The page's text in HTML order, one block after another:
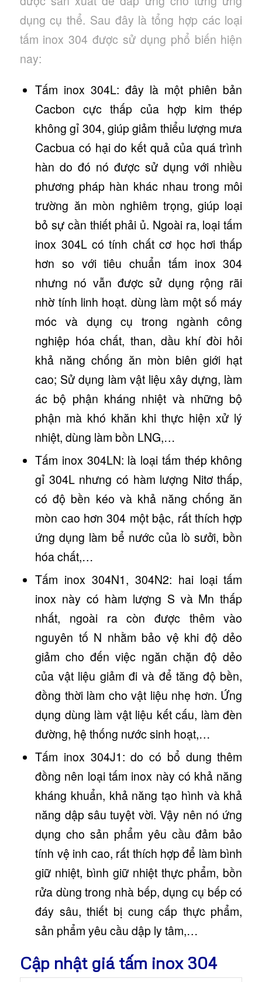
dụng cụ thể. Sau đây là tổng hợp các loại
tấm inox 304 được sử dụng phổ biến hiện
nay:
Tấm inox 304L: đây là một phiên bản
Cacbon cực thấp của hợp kim thép
không gỉ 304, giúp giảm thiểu lượng mưa
Cacbua có hại do kết quả của quá trình
hàn do đó nó được sử dụng với nhiều
phương pháp hàn khác nhau trong môi
trường ăn mòn nghiêm trọng, giúp loại
bỏ sự cần thiết phải ủ. Ngoài ra, loại tấm
inox 304L có tính chất cơ học hơi thấp
hơn so với tiêu chuẩn tấm inox 304
nhưng nó vẫn được sử dụng rộng rãi
nhờ tính linh hoạt. dùng làm một số máy
móc và dụng cụ trong ngành công
nghiệp hóa chất, than, dầu khí đòi hỏi
khả năng chống ăn mòn biên giới hạt
cao; Sử dụng làm vật liệu xây dựng, làm
ác bộ phận kháng nhiệt và những bộ
phận mà khó khăn khi thực hiện xử lý
nhiệt, dùng làm bồn LNG,…
Tấm inox 304LN: là loại tấm thép không
gỉ 304L nhưng có hàm lượng Nitơ thấp,
có độ bền kéo và khả năng chống ăn
mòn cao hơn 304 một bậc, rất thích hợp
ứng dụng làm bể nước của lò sưởi, bồn
hóa chất,…
Tấm inox 304N1, 304N2: hai loại tấm
inox này có hàm lượng S và Mn thấp
nhất, ngoài ra còn được thêm vào
nguyên tố N nhằm bảo vệ khi độ dẻo
giảm cho đến việc ngăn chặn độ dẻo
của vật liệu giảm đi và để tăng độ bền,
đồng thời làm cho vật liệu nhẹ hơn. Ứng
dụng dùng làm vật liệu kết cấu, làm đèn
đường, hệ thống nước sinh hoạt,…
Tấm inox 304J1: do có bổ dung thêm
đồng nên loại tấm inox này có khả năng
kháng khuẩn, khả năng tạo hình và khả
năng dập sâu tuyệt vời. Vậy nên nó ứng
dụng cho sản phẩm yêu cầu đảm bảo
tính vệ inh cao, rất thích hợp để làm bình
giữ nhiệt, bình giữ nhiệt thực phẩm, bồn
rửa dùng trong nhà bếp, dụng cụ bếp có
đáy sâu, thiết bị cung cấp thực phẩm,
sản phẩm yêu cầu dập ly tâm,…
Cập nhật giá tấm inox 304